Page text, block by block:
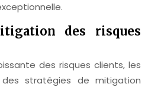
des risques
des risques clients, les
des stratégies de mitigation